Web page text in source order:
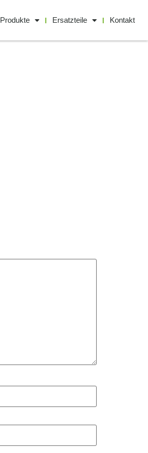
Produkte Ersatzteile Kontakt